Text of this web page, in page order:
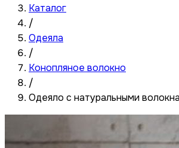
Каталог
/
Одеяла
/
Конопляное волокно
/
Одеяло с натуральными